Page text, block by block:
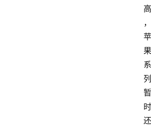
高
，
苹
果
系
列
暂
时
还